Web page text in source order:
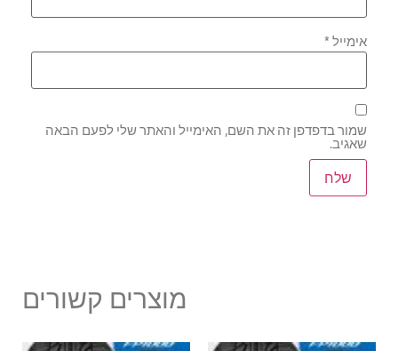
אימייל*
שמור בדפדפן זה את השם, האימייל והאתר שלי לפעם הבאה
שאגיב.
מוצרים קשורים